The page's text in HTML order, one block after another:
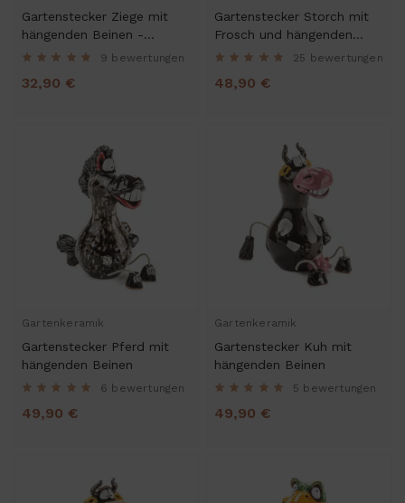
Gartenstecker Ziege mit
hängenden Beinen -
Kantenhocker9 bewertungen
32,90 €
Gartenstecker Storch mit
Frosch und hängenden
Beinen
25 bewertungen
48,90 €
Gartenkeramik
Gartenstecker Pferd mit
hängenden Beinen
6 bewertungen
49,90 €
Gartenkeramik
Gartenstecker Kuh mit
hängenden Beinen
5 bewertungen
49,90 €